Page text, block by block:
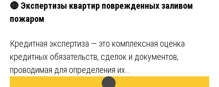
🔴 Экспертизы квартир поврежденных заливом
пожаром
Кредитная экспертиза — это комплексная оценка
кредитных обязательств, сделок и документов,
проводимая для определения их…